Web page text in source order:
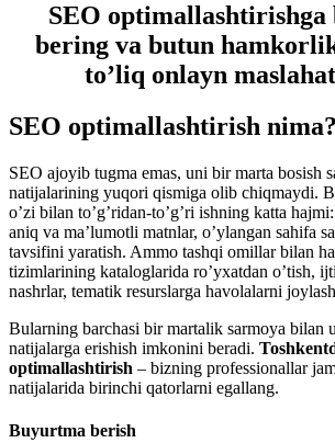
SEO
bering va butun
to’liq onlayn
SEO optimallashtirish nima?
SEO ajoyib tugma emas, uni bir marta bosish
natijalarining yuqori qismiga olib chiqmaydi.
o’zi bilan to’g’ridan-to’g’ri ishning katta
aniq va ma’lumotli matnlar, o’ylangan sahifa
tavsifini yaratish. Ammo tashqi omillar bilan
tizimlarining kataloglarida ro’yxatdan o’tish,
nashrlar, tematik resurslarga havolalarni
Bularning barchasi bir martalik sarmoya bilan
natijalarga erishish imkonini beradi.
optimallashtirish – bizning professionallar
natijalarida birinchi qatorlarni egallang.
Buyurtma berish